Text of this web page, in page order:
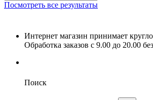
Посмотреть все результаты
Интернет магазин принимает
Обработка заказов с 9.00 до 20.00
Поиск